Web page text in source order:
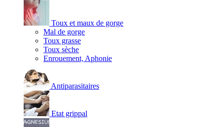
Toux et maux de gorge
Mal de gorge
Toux grasse
Toux sèche
Enrouement, Aphonie
Antiparasitaires
Etat grippal